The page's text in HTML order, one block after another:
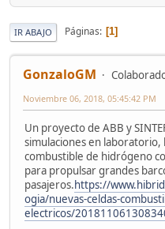
IR ABAJO Páginas 1
GonzaloGM
Noviembre 06, 2018, 05:45:42 PM
Un proyecto de ABB y
simulaciones en laboratorio,
combustible de hidrógeno
para propulsar grandes
pasajeros.https://
ogia/nuevas-celdas-
electricos/